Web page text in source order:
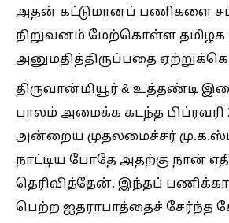
அதன் கட்டுமானப் பணிகளை
நிறுவனம் மேற்கொள்ள தமிழக
அனுமதித்திருப்பதை
திருவான்மியூர் & உத்தண்டி
பாலம் அமைக்க கடந்த பிப்ரவரி
அன்றைய முதலமைச்சர்
நாட்டிய போதே அதற்கு நான்
தெரிவித்தேன். இந்தப்
பெற்ற ஐதராபாத்தைச் சேர்ந்த